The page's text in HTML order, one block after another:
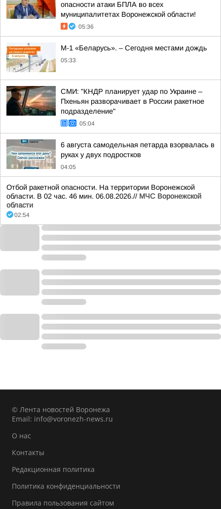
опасности атаки БПЛА во всех
муниципалитетах Воронежской области!
05:36
М-1 «Беларусь». – Сегодня местами дождь
05:33
СМИ: "КНДР планирует удар по Украине –
Пхеньян разворачивает в России ракетное
подразделение"
05:04
6 августа самодельная петарда взорвалась в
руках у двух подростков
04:05
Отбой ракетной опасности. На территории Воронежской
области. В 02 час. 46 мин. 06.08.2026.// МЧС Воронежской
области
02:54
© Лента новостей Воронежа
Email: info@voronezh-news.ru
О нас
Контакты
Редакционная политика
Политика конфиденциальности
Правила пользования сайтом